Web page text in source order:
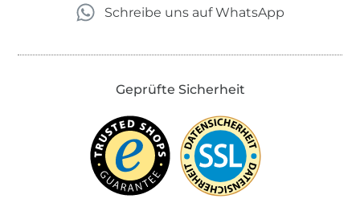
Schreibe uns auf WhatsApp
Geprüfte Sicherheit